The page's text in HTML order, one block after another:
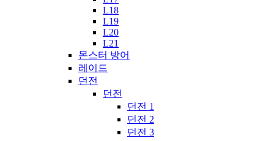
L18
L19
L20
L21
몬스터 방어
레이드
던전
던전
던전 1
던전 2
던전 3